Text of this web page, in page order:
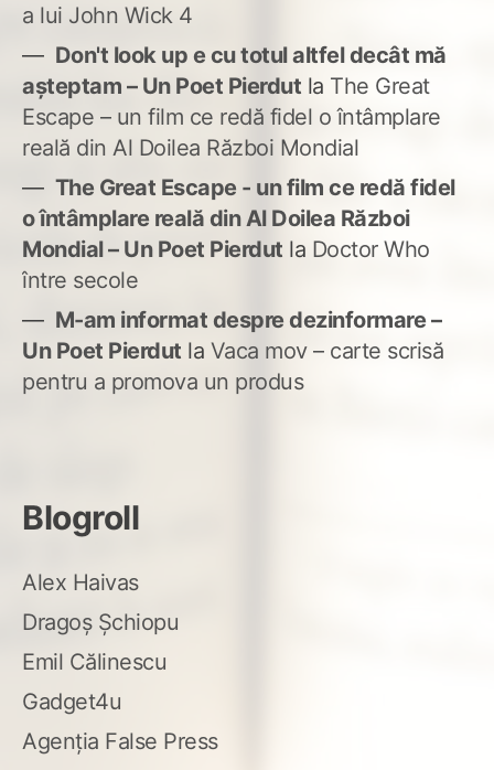
a lui John Wick 4
Don't look up e cu totul altfel decât mă
așteptam – Un Poet Pierdut la The Great
Escape – un film ce redă fidel o întâmplare
reală din Al Doilea Război Mondial
The Great Escape - un film ce redă fidel
o întâmplare reală din Al Doilea Război
Mondial – Un Poet Pierdut la Doctor Who
între secole
M-am informat despre dezinformare –
Un Poet Pierdut la Vaca mov – carte scrisă
pentru a promova un produs
Blogroll
Alex Haivas
Dragoș Șchiopu
Emil Călinescu
Gadget4u
Agenția False Press